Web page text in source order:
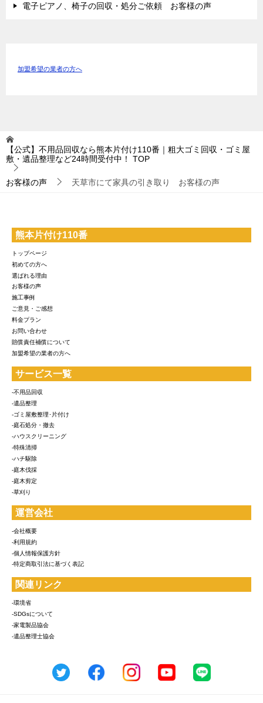
電子ピアノ、椅子の回収・処分ご依頼 お客様の声
加盟希望の業者の方へ
【公式】不用品回収なら熊本片付け110番｜粗大ゴミ回収・ゴミ屋
敷・遺品整理など24時間受付中！
TOP
お客様の声 天草市にて家具の引き取り お客様の声
熊本片付け110番
トップページ
初めての方へ
選ばれる理由
お客様の声
施工事例
ご意見・ご感想
料金プラン
お問い合わせ
賠償責任補償について
加盟希望の業者の方へ
サービス一覧
-不用品回収
-遺品整理
-ゴミ屋敷整理･片付け
-庭石処分・撤去
-ハウスクリーニング
-特殊清掃
-ハチ駆除
-庭木伐採
-庭木剪定
-草刈り
運営会社
-会社概要
-利用規約
-個人情報保護方針
-特定商取引法に基づく表記
関連リンク
-環境省
-SDGsについて
-家電製品協会
-遺品整理士協会